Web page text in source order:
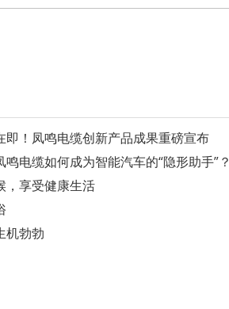
！凤鸣电缆创新产品成果重磅宣布
电缆如何成为智能汽车的“隐形助手”？
，享受健康生活
机勃勃